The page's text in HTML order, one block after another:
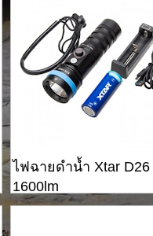
ไฟฉายดำน้ำ Xtar D26
1600lm